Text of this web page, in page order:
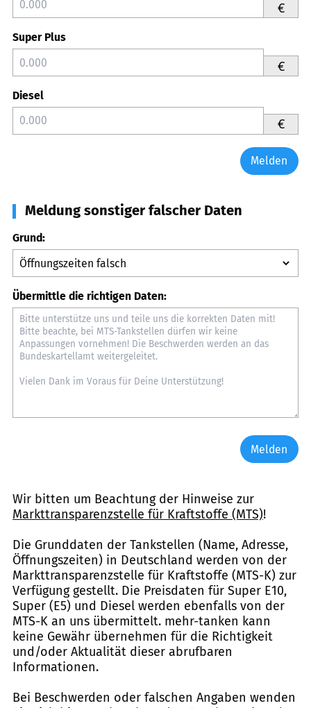
€
Super Plus
€
Diesel
€
Melden
Meldung sonstiger falscher Daten
Grund:
Übermittle die richtigen Daten:
Melden
Wir bitten um Beachtung der Hinweise zur
Markttransparenzstelle für Kraftstoffe (MTS)!
Die Grunddaten der Tankstellen (Name, Adresse,
Öffnungszeiten) in Deutschland werden von der
Markttransparenzstelle für Kraftstoffe (MTS-K) zur
Verfügung gestellt. Die Preisdaten für Super E10,
Super (E5) und Diesel werden ebenfalls von der
MTS-K an uns übermittelt. mehr-tanken kann
keine Gewähr übernehmen für die Richtigkeit
und/oder Aktualität dieser abrufbaren
Informationen.
Bei Beschwerden oder falschen Angaben wenden